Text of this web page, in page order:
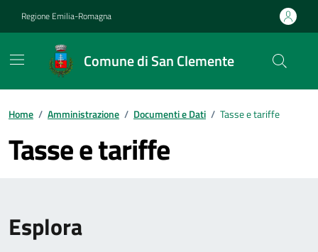
Regione Emilia-Romagna
Comune di San Clemente
Contenuti in evidenza
Home / Amministrazione / Documenti e Dati / Tasse e tariffe
Tasse e tariffe
Esplora